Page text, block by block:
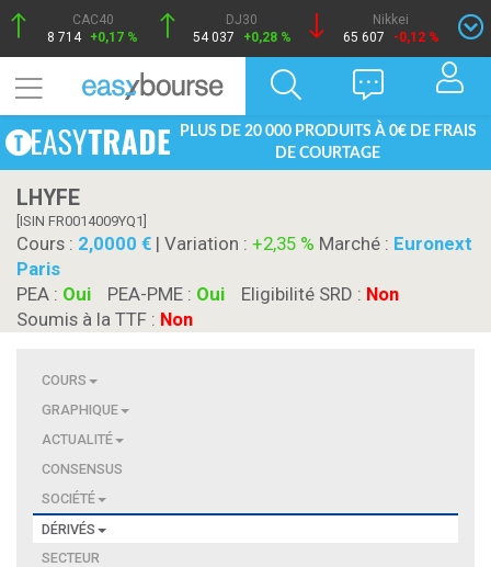
CAC40
8 714 +0,17 %
DJ30
54 037
+0,28 %
Nikkei
65 607
-0,12 %
PLUS DE 20 000 PRODUITS À 0€ DE FRAIS
DE COURTAGE
LHYFE
[ISIN FR0014009YQ1]
Cours : 2,0000 | Variation : +2,35 % Marché : Euronext
Paris
PEA : Oui PEA-PME : Oui Eligibilité SRD : Non
Soumis à la TTF : Non
COURS
GRAPHIQUE
ACTUALITÉ
CONSENSUS
SOCIÉTÉ
DÉRIVÉS
SECTEUR